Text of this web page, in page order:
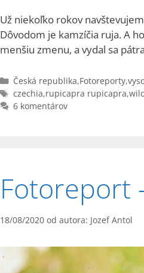
Už niekoľko rokov
Dôvodom je kamzíčia ruja. A
menšiu zmenu, a vydal sa
Kategórie
Česká republika,Fotoreporty,
Značky
czechia,rupicapra rupicapra,
6 komentárov
Fotoreport
18/08/2020 od autora: Jozef Antol